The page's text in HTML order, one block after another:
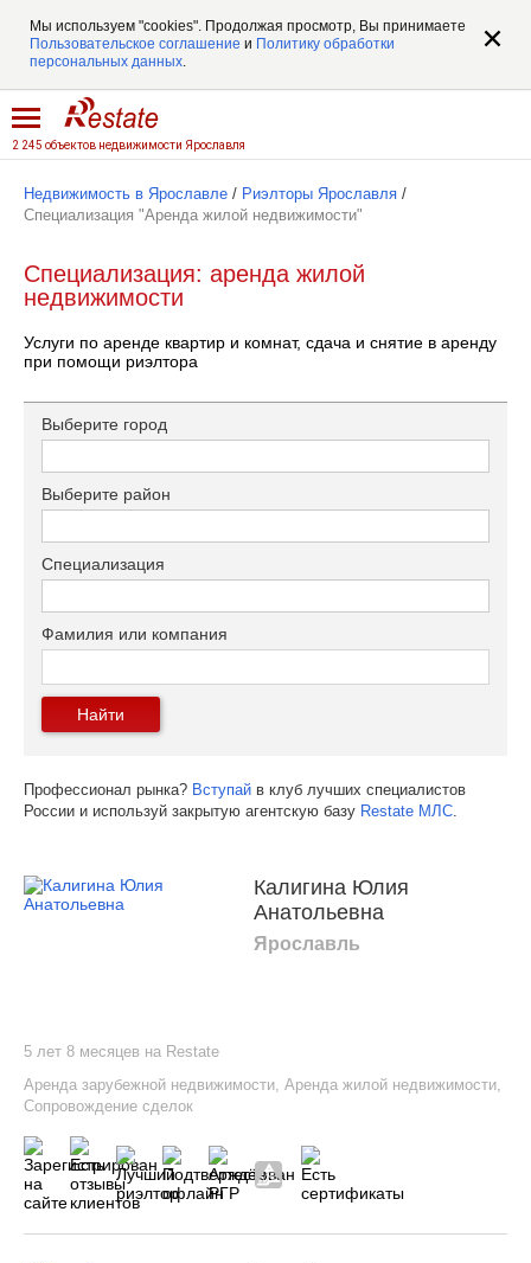
Мы используем "cookies". Продолжая просмотр, Вы принимаете
Пользовательское соглашение и Политику обработки
персональных данных.
2 245 объектов недвижимости Ярославля
Недвижимость в Ярославле / Риэлторы Ярославля /
Специализация "Аренда жилой недвижимости"
Специализация: аренда жилой
недвижимости
Услуги по аренде квартир и комнат, сдача и снятие в аренду
при помощи риэлтора
Выберите город
Выберите район
Специализация
Фамилия или компания
Найти
Профессионал рынка? Вступай в клуб лучших специалистов
России и используй закрытую агентскую базу Restate МЛС.
Калигина Юлия
Анатольевна
Ярославль
5 лет 8 месяцев на Restate
Аренда зарубежной недвижимости, Аренда жилой недвижимости,
Сопровождение сделок